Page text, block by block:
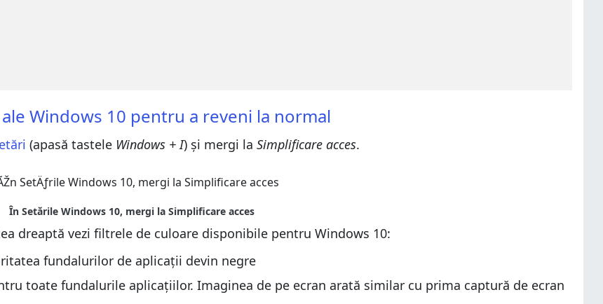
Windows 10 pentru a reveni la normal
(apasă tastele Windows + I) și mergi la Simplificare acces.
dreaptă vezi filtrele de culoare disponibile pentru Windows 10:
fundalurilor de aplicații devin negre
toate fundalurile aplicațiilor. Imaginea de pe ecran arată similar cu prima captură de ecran